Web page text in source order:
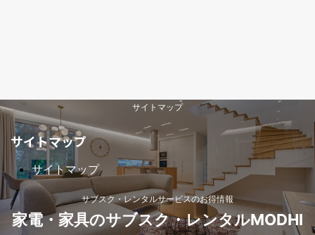
サイトマップ
サイトマップ
サイトマップ
サブスク・レンタルサービスのお得情報
家電・家具のサブスク・レンタルMODHI